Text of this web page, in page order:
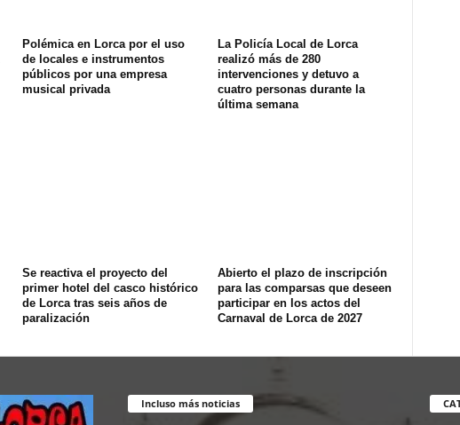
Polémica en Lorca por el uso
de locales e instrumentos
públicos por una empresa
musical privada
La Policía Local de Lorca
realizó más de 280
intervenciones y detuvo a
cuatro personas durante la
última semana
Se reactiva el proyecto del
primer hotel del casco histórico
de Lorca tras seis años de
paralización
Abierto el plazo de inscripción
para las comparsas que deseen
participar en los actos del
Carnaval de Lorca de 2027
Incluso más noticias